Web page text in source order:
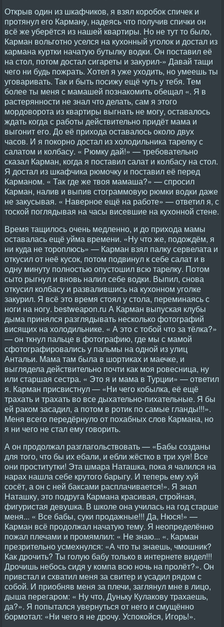
Открыв один из шкафчиков, я взял коробок спичек и
протянул его Карману, надеясь что получив спички он
всё же уберётся из нашей квартиры. Но не тут то было,
Карман вольготно уселся на кухонный уголок и достал из
кармана куртки начатую бутылку водки. Он поставил её
на стол, потом достал сигареты и закурил-» Давай тащи
чего ни будь пожрать. Хотел я уже уходить, но умеешь ты
уговаривать. Так и быть посижу ещё чуть у тебя. Тем
более ты меня с мамашей познакомить обещал «. Я в
растерянности не знал что делать, сам я этого
мордоворота из квартиры выгнать не могу, оставалось
ждать когда с работы действительно придёт мама и
выгонит его. До её прихода оставалось около двух
часов. И я покорно достал из холодильника тарелку с
салатом и колбасу. « Рюмку дай!» — требовательно
сказал Карман, когда я поставил салат и колбасу на стол.
Я достал из шкафчика рюмочку и поставил её перед
Карманом. « Так где же твоя мамаша?» — спросил
Карман, налив и выпив стограммовую рюмки водки даже
не закусывая. « Наверное ещё на работе» — ответил я, с
тоской поглядывая на часы висевшие на кухонной стене.
Время тащилось очень медленно, и до прихода мамы
оставалась ещё уйма времени. «Ну что же, подождём, я
ни куда не тороплюсь» — Карман взял палку сервелата и
откусил от неё кусок, потом подвинул к себе салат и в
одну минуту полностью опустошил всю тарелку. Потом
сыто рыгнул и вновь налил себе водки. Выпил, снова
откусил колбасу и развалившись на кухонном уголке
закурил. Я всё это время стоял у стола, переминаясь с
ноги на ногу. bеstwеаpоn.ru А Карман выпуская клубы
дыма принялся разглядывать несколько фотографий
висящих на холодильнике. « А это с тобой что за тёлка?»
— он ткнул пальце в фотографию, где мы с мамой
сфотографировались у пальмы на одной из улиц
Антальи. Мама там была в шортиках и маечке, и
выглядела действительно почти как моя ровесница, ну
или старшая сестра. « Это я и мама в Турции» — ответил
я. Карман присвистнул — «Ни чего кобылка, её ещё
трахать и трахать во все дыхательно-пихательные. Я бы
ей раком засадил, а потом в ротик по самые гланды!!!».
Меня всего передёрнуло от похабных слов Кармана, но
я ни чего не стал ему говорить.
А он продолжал разглагольствовать — «Бабы созданы
для того, что бы их ебали, и ебли жёстко в три хуя! Все
они проститутки! Эта шмара Наташка, пока я чалился на
нарах нашла себе крутого барыгу. И теперь ему хуй
сосёт, а он с ней баксами расплачивается!». Я знал
Наташку, это подруга Кармана красивая, стройная,
фигуристая девушка. В школе она училась на год старше
меня... « Все бабы, суки продажные!!! Да, Нюся!» —
Карман всё продолжал начатую тему. Я неопределённо
пожал плечами и промямлил: « Не знаю... «. Карман
презрительно усмехнулся: «А что ты знаешь, чмошник?
Как дрочить? Ты голую бабу только в интернете видел!!!
Дрочишь небось сидя у компа всю ночь на пролёт?». Он
привстал и схватил меня за свитер и усадил рядом с
собой. И приобняв меня за плечи, заглянул мне в лицо,
дыша перегаром: « Ну что, Дуньку Кулакову трахаешь,
да?». Я попытался увернуться от него и смущённо
бормотал: «Ни чего я не дрочу. Успокойся, Игорь!».